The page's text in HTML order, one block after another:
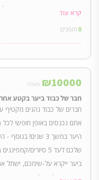
בארץ מקו באר-שבע וצפונה, לשטח
קרא עוד
0 תומכים
₪10000 ומעלה
חבר של כבוד ביער בקטע
חברים של כבוד נהנים מקטיף
אתם נכנסים באופן חופשי לכל
היער במשך 3 שנים!
ביער ייקרא על-שימכם, ישתל
תיעוד מצולם של העצים